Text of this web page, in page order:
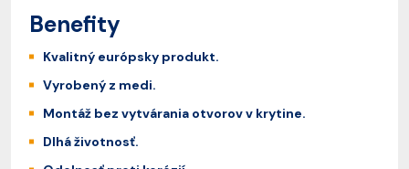
Benefity
Kvalitný európsky produkt.
Vyrobený z medi.
Montáž bez vytvárania otvorov v krytine.
Dlhá životnosť.